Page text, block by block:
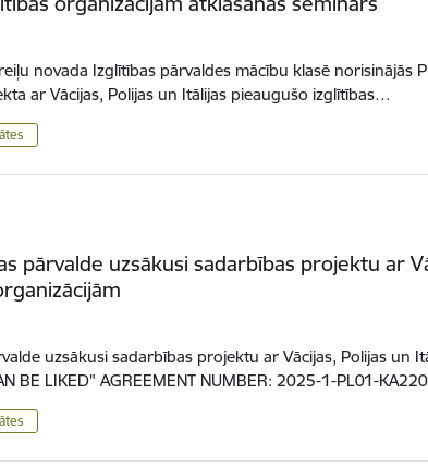
novada Izglītības pārvaldes mācību klasē norisinājās
ar Vācijas, Polijas un Itālijas pieaugušo izglītības…
pārvalde uzsākusi sadarbības projektu ar
uzsākusi sadarbības projektu ar Vācijas, Polijas un
BE LIKED" AGREEMENT NUMBER: 2025-1-PL01-